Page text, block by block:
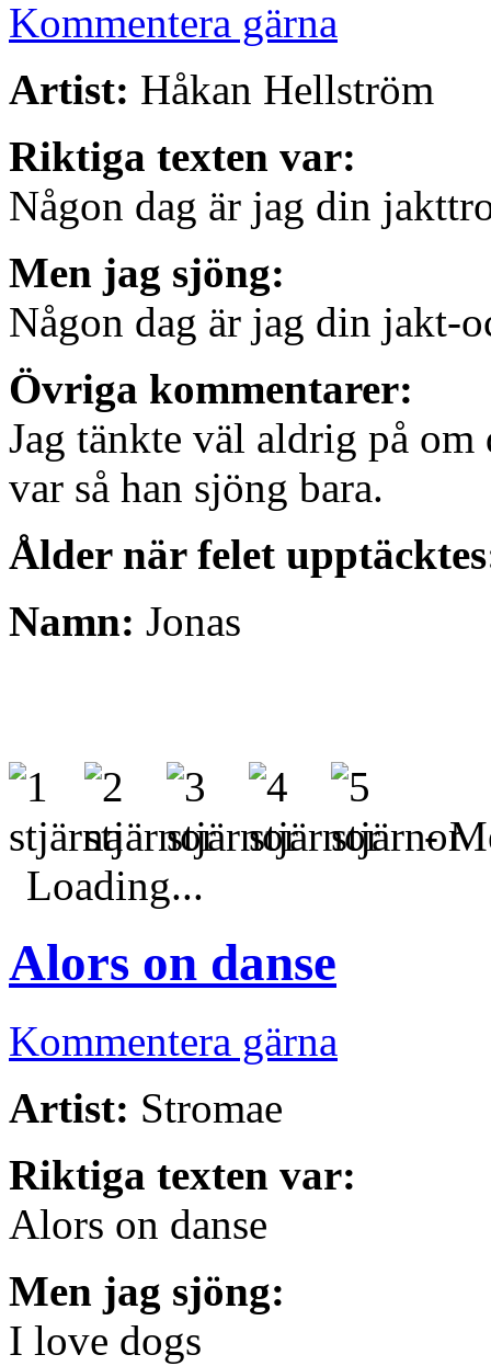
Kommentera gärna
Artist: Håkan Hellström
Riktiga texten var:
Någon dag är jag din
Men jag sjöng:
Någon dag är jag din jakt-
Övriga kommentarer:
Jag tänkte väl aldrig på
var så han sjöng bara.
Ålder när felet
Namn: Jonas
-
Loading...
Alors on danse
Kommentera gärna
Artist: Stromae
Riktiga texten var:
Alors on danse
Men jag sjöng:
I love dogs